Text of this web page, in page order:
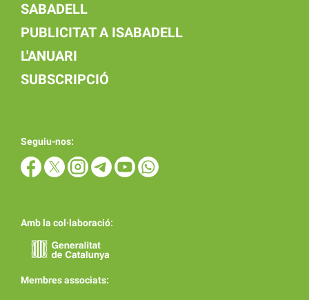
SABADELL
PUBLICITAT A ISABADELL
L'ANUARI
SUBSCRIPCIÓ
Seguiu-nos:
Amb la col·laboració:
Membres associats: